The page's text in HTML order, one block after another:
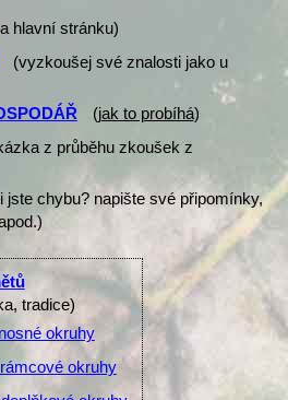
hlavní stránku)
(vyzkoušej své znalosti jako u
(jak to probíhá)
z průběhu zkoušek z
jste chybu? napište své připomínky,
tradice)
okruhy
okruhy